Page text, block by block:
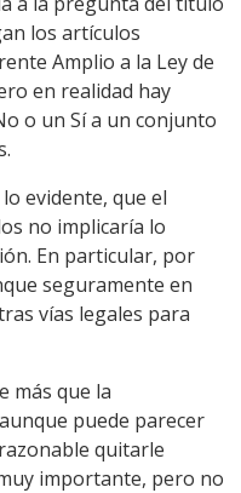
los artículos
Amplio a la Ley de
en realidad hay
o un Sí a un conjunto
evidente, que el
no implicaría lo
En particular, por
seguramente en
vías legales para
más que la
puede parecer
quitarle
importante, pero no